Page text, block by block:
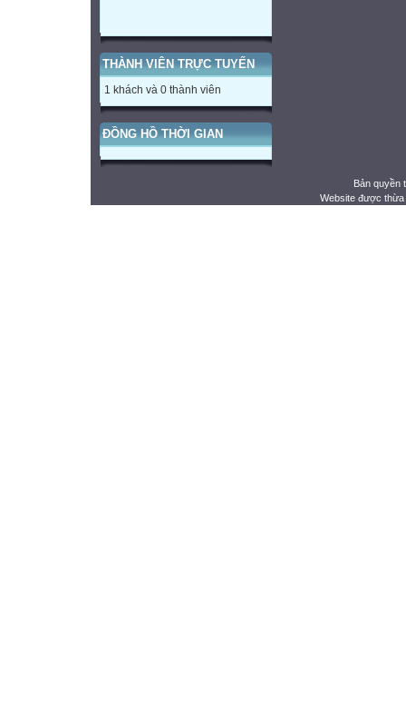
THÀNH VIÊN TRỰC TUYẾN
1 khách và 0 thành viên
ĐỒNG HỒ THỜI GIAN
Bản quyền
Website được